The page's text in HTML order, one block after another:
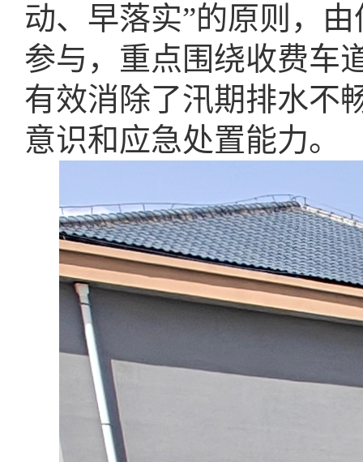
动、早落实”的原则，
参与，重点围绕收费车
有效消除了汛期排水不
意识和应急处置能力。